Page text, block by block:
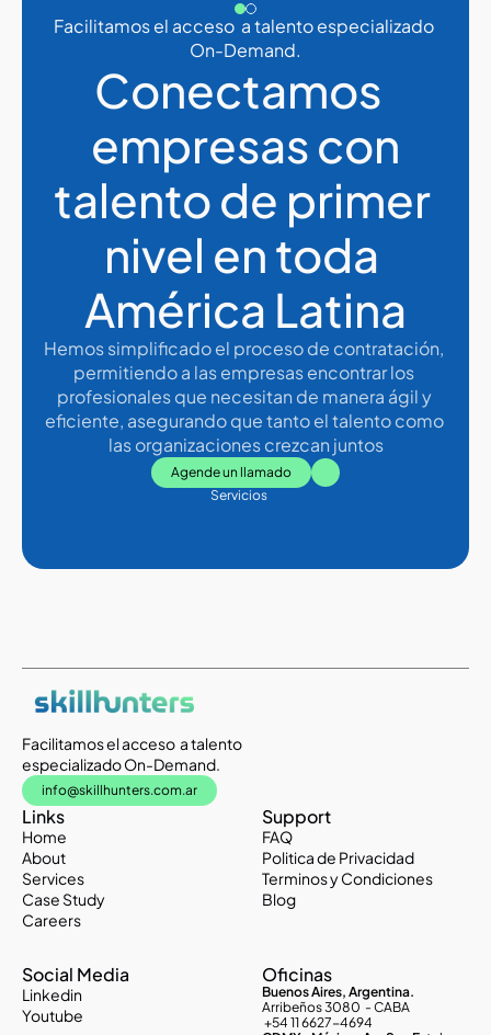
Facilitamos el acceso  a talento especializado
On-Demand.
Conectamos
empresas con
talento de primer
nivel en toda
América Latina
Hemos simplificado el proceso de contratación,
permitiendo a las empresas encontrar los
profesionales que necesitan de manera ágil y
eficiente, asegurando que tanto el talento como
las organizaciones crezcan juntos
Agende un llamado
Servicios
Facilitamos el acceso  a talento
especializado On-Demand.
info@skillhunters.com.ar
Links
Home
About
Services
Case Study
Careers
Support
FAQ
Politica de Privacidad
Terminos y Condiciones
Blog
Social Media
Linkedin
Youtube
Oficinas
Buenos Aires, Argentina.
Arribeños 3080  - CABA
+54 11 6627-4694